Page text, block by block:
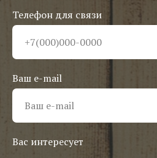
Телефон для связи
Ваш e-mail
Вас интересует